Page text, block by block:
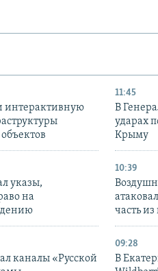
интерактивную
11:45
В
ударах
Крыму
указы,
на
10:39
часть
каналы «Русской
09:28
В